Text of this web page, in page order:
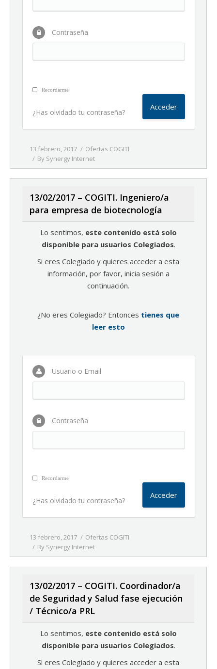
Contraseña
Recordarme
¿Has olvidado tu contraseña?
13 febrero, 2017
Ofertas COGITI
By Synergy Internet
13/02/2017 – COGITI. Ingeniero/a
para empresa de biotecnología
Lo sentimos, este contenido está solo
disponible para usuarios Colegiados.
Si eres Colegiado y quieres acceder a esta
información, por favor, inicia sesión a
continuación.
¿No eres Colegiado? Entonces tienes que
leer esto
Usuario o Email
Contraseña
Recordarme
¿Has olvidado tu contraseña?
13 febrero, 2017
Ofertas COGITI
By Synergy Internet
13/02/2017 – COGITI. Coordinador/a
de Seguridad y Salud fase ejecución
/ Técnico/a PRL
Lo sentimos, este contenido está solo
disponible para usuarios Colegiados.
Si eres Colegiado y quieres acceder a esta